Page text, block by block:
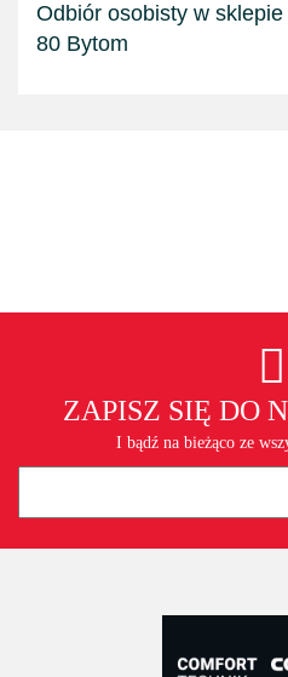
Odbiór osobisty w
80 Bytom
ZAPISZ SIĘ DO
I bądź na bieżąco ze